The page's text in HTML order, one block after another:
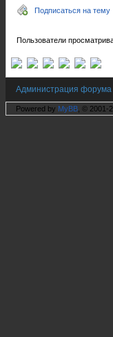
Подписаться на тему
Пользователи
Администрация форума
Powered by MyBB , © 2001-